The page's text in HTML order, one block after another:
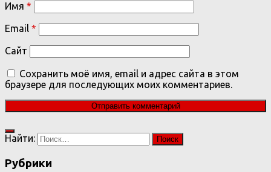
Имя *
Email *
Сайт
Сохранить моё имя, email и адрес сайта в этом
браузере для последующих моих комментариев.
Найти:
Рубрики